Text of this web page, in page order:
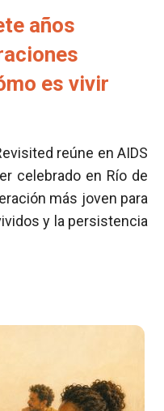
años
es vivir
reúne en AIDS
celebrado en Río de
más joven para
y la persistencia